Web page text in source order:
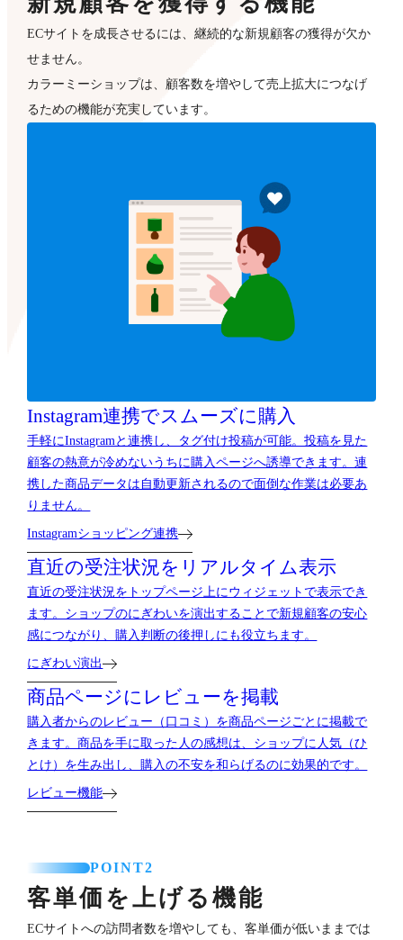
ECサイトを成長させるには、継続的な新規顧客の獲得が欠か
せません。
カラーミーショップは、顧客数を増やして売上拡大につなげ
るための機能が充実しています。
Instagram連携でスムーズに購入
手軽にInstagramと連携し、タグ付け投稿が可能。投稿を見た
顧客の熱意が冷めないうちに購入ページへ誘導できます。連
携した商品データは自動更新されるので面倒な作業は必要あ
りません。
Instagramショッピング連携
直近の受注状況をリアルタイム表示
直近の受注状況をトップページ上にウィジェットで表示でき
ます。ショップのにぎわいを演出することで新規顧客の安心
感につながり、購入判断の後押しにも役立ちます。
にぎわい演出
商品ページにレビューを掲載
購入者からのレビュー（口コミ）を商品ページごとに掲載で
きます。商品を手に取った人の感想は、ショップに人気（ひ
とけ）を生み出し、購入の不安を和らげるのに効果的です。
レビュー機能
POINT2
客単価を上げる機能
ECサイトへの訪問者数を増やしても、客単価が低いままでは